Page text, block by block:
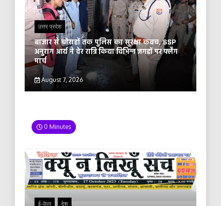
उत्तर प्रदेश
बाजार से चौराहों तक पुलिस का सुरक्षा कवच, SSP
अनुराग आर्य ने देर रात्रि किया विभिन्न जगहों पर फ्लैग
मार्च
August 7, 2026
0 Minutes
ई-पेपर देश